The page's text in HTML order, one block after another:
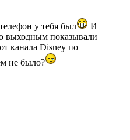
у тебя был
И
выходным показывали
канала Disney по
не было?